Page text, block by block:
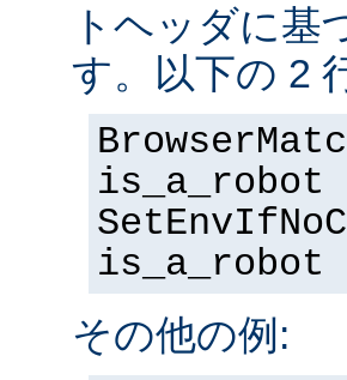
トヘッダに基
す。以下の 2
is_a_robot
is_a_robot
その他の例: